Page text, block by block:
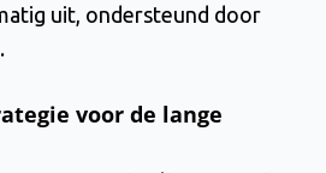
uit, ondersteund door
voor de lange